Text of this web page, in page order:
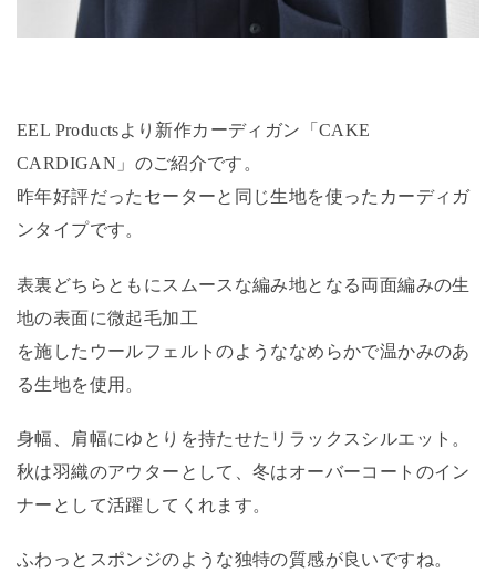
EEL Productsより新作カーディガン「CAKE
CARDIGAN」のご紹介です。
昨年好評だったセーターと同じ生地を使ったカーディガ
ンタイプです。
表裏どちらともにスムースな編み地となる両面編みの生
地の表面に微起毛加工
を施したウールフェルトのようななめらかで温かみのあ
る生地を使用。
身幅、肩幅にゆとりを持たせたリラックスシルエット。
秋は羽織のアウターとして、冬はオーバーコートのイン
ナーとして活躍してくれます。
ふわっとスポンジのような独特の質感が良いですね。